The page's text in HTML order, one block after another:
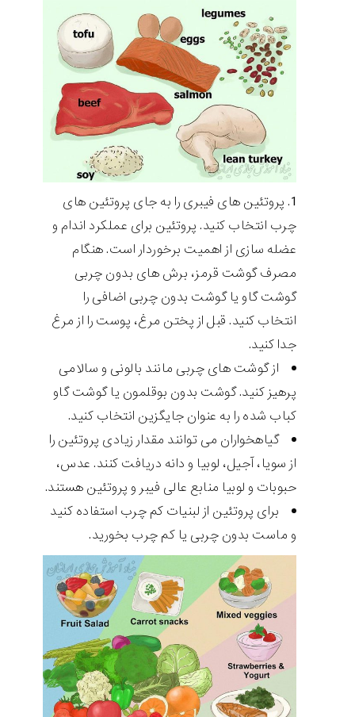
پروتئین های فیبری را به جای پروتئین های
چرب انتخاب کنید. پروتئین برای عملکرد اندام و
عضله سازی از اهمیت برخوردار است. هنگام
مصرف گوشت قرمز، برش های بدون چربی
گوشت گاو یا گوشت بدون چربی اضافی را
انتخاب کنید. قبل از پختن مرغ، پوست را از مرغ
جدا کنید.
از گوشت های چربی مانند بالونی و سالامی
پرهیز کنید. گوشت بدون بوقلمون یا گوشت گاو
کباب شده را به عنوان جایگزین انتخاب کنید.
گیاهخواران می توانند مقدار زیادی پروتئین را
از سویا، آجیل، لوبیا و دانه دریافت کنند. عدس،
حبوبات و لوبیا منابع عالی فیبر و پروتئین هستند.
برای پروتئین از لبنیات کم چرب استفاده کنید
و ماست بدون چربی یا کم چرب بخورید.